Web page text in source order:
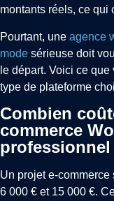
montants réels, ce qui
Pourtant, une agence
mode sérieuse doit
le départ. Voici ce
type de plateforme
Combien
commerce
professionnel
Un projet e-
6 000 € et 15 000 €.